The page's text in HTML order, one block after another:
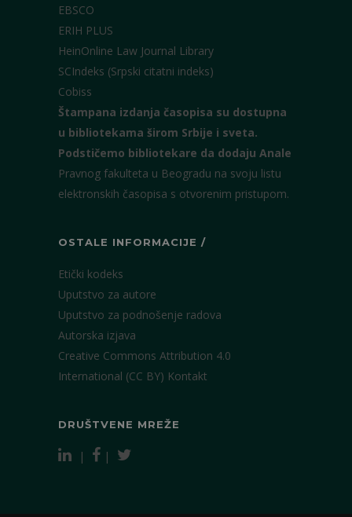
EBSCO
ERIH PLUS
HeinOnline Law Journal Library
SCIndeks (Srpski citatni indeks)
Cobiss
Štampana izdanja časopisa su dostupna
u bibliotekama širom Srbije i sveta.
Podstičemo bibliotekare da dodaju Anale
Pravnog fakulteta u Beogradu na svoju listu
elektronskih časopisa s otvorenim pristupom.
OSTALE INFORMACIJE /
Etički kodeks
Uputstvo za autore
Uputstvo za podnošenje radova
Autorska izjava
Creative Commons Attribution 4.0
International (CC BY) Kontakt
DRUŠTVENE MREŽE
| |